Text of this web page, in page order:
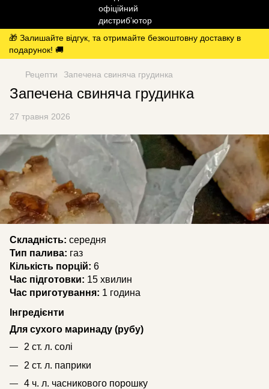
🎁 Залишайте відгук, та отримайте безкоштовну доставку в
подарунок! 🚚
Рецепти Запечена свиняча грудинка
Запечена свиняча грудинка
27 травня 2026
Складність: середня
Тип палива: газ
Кількість порцій: 6
Час підготовки: 15 хвилин
Час приготування: 1 година
Інгредієнти
Для сухого маринаду (рубу)
2 ст. л. солі
2 ст. л. паприки
4 ч. л. часникового порошку